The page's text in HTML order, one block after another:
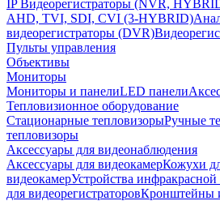
IP Видеорегистраторы (NVR,
AHD, TVI, SDI, CVI (3-HYBRID)
видеорегистраторы (DVR)
Пульты управления
Объективы
Мониторы
Мониторы и панелиLED панели
Тепловизионное оборудование
Стационарные тепловизорыРучные
тепловизоры
Аксессуары для видеонаблюдения
Аксессуары для видеокамерКожухи
видеокамерУстройства инфракрасной
для видеорегистраторовКронштейны